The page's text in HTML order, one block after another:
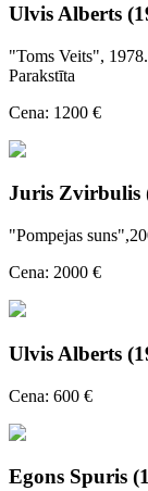
Ulvis Alberts
"Toms Veits",
Parakstīta
Cena: 1200 €
Juris Zvirbulis
"Pompejas
Cena: 2000 €
Ulvis Alberts
Cena: 600 €
Egons Spuris